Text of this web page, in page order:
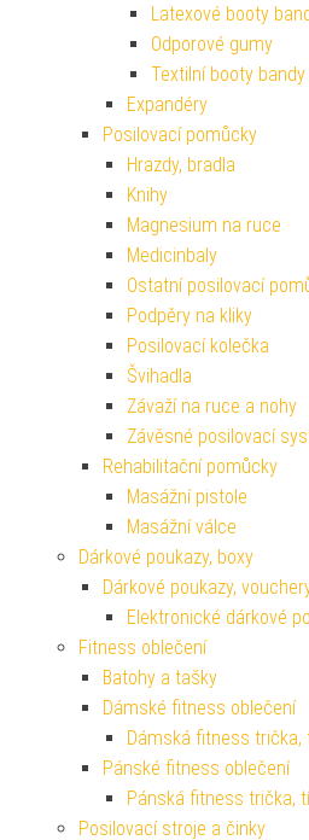
Latexové booty
Odporové gumy
Textilní booty bandy
Expandéry
Posilovací pomůcky
Hrazdy, bradla
Knihy
Magnesium na ruce
Medicinbaly
Ostatní posilovací
Podpěry na kliky
Posilovací kolečka
Švihadla
Závaží na ruce a nohy
Závěsné posilovací
Rehabilitační pomůcky
Masážní pistole
Masážní válce
Dárkové poukazy, boxy
Dárkové poukazy,
Elektronické dárkové
Fitness oblečení
Batohy a tašky
Dámské fitness oblečení
Dámská fitness trička,
Pánské fitness oblečení
Pánská fitness trička,
Posilovací stroje a činky